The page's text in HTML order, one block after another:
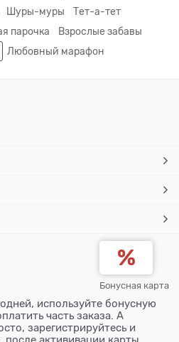
Шуры-муры
Тет-а-тет
парочка
Взрослые забавы
Любовный марафон
Бонусная карта
используйте бонусную
часть заказа. А
зарегистрируйтесь и